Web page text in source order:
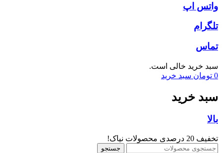
واتس اپ
تلگرام
تماس
سبد خرید خالی است.
0 تومان سبد خرید
سبد خرید
بالا
تخفیف 20 درصدی محصولات نیاک!
جستجو